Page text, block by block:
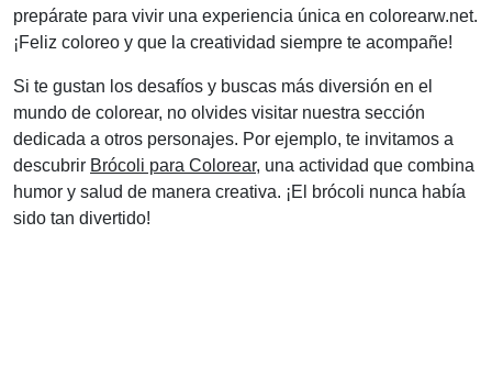
prepárate para vivir una experiencia única en colorearw.net.
¡Feliz coloreo y que la creatividad siempre te acompañe!
Si te gustan los desafíos y buscas más diversión en el
mundo de colorear, no olvides visitar nuestra sección
dedicada a otros personajes. Por ejemplo, te invitamos a
descubrir Brócoli para Colorear, una actividad que combina
humor y salud de manera creativa. ¡El brócoli nunca había
sido tan divertido!